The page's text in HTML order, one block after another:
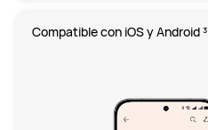
Compatible con iOS y Android ³